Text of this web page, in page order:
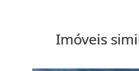
Imóveis